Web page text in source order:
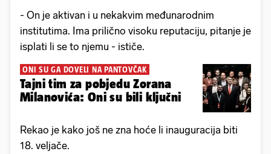
- On je aktivan i u nekakvim međunarodnim
institutima. Ima prilično visoku reputaciju, pitanje je
isplati li se to njemu - ističe.
ONI SU GA DOVELI NA PANTOVČAK
Tajni tim za pobjedu Zorana
Milanovića: Oni su bili ključni
Rekao je kako još ne zna hoće li inauguracija biti
18. veljače.